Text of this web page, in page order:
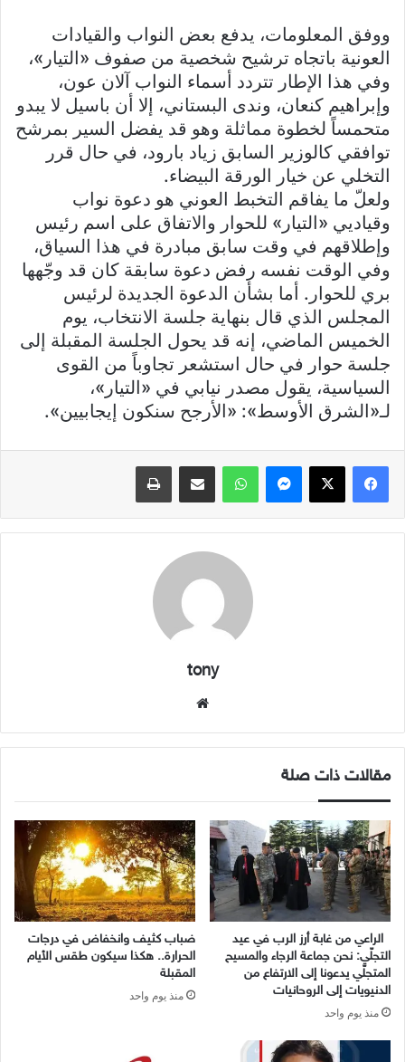
ووفق المعلومات، يدفع بعض النواب والقيادات
العونية باتجاه ترشيح شخصية من صفوف «التيار»،
وفي هذا الإطار تتردد أسماء النواب آلان عون،
وإبراهيم كنعان، وندى البستاني، إلا أن باسيل لا يبدو
متحمساً لخطوة مماثلة وهو قد يفضل السير بمرشح
توافقي كالوزير السابق زياد بارود، في حال قرر
التخلي عن خيار الورقة البيضاء.
ولعلّ ما يفاقم التخبط العوني هو دعوة نواب
وقياديي «التيار» للحوار والاتفاق على اسم رئيس
وإطلاقهم في وقت سابق مبادرة في هذا السياق،
وفي الوقت نفسه رفض دعوة سابقة كان قد وجّهها
بري للحوار. أما بشأن الدعوة الجديدة لرئيس
المجلس الذي قال بنهاية جلسة الانتخاب، يوم
الخميس الماضي، إنه قد يحول الجلسة المقبلة إلى
جلسة حوار في حال استشعر تجاوباً من القوى
السياسية، يقول مصدر نيابي في «التيار»،
لـ«الشرق الأوسط»: «الأرجح سنكون إيجابيين».
فيسبوك X ماسنجر واتساب مشاركة عبر البريد طباعة
tony
مقالات ذات صلة
الراعي من غابة أرز الرب في عيد
التجلّي: نحن جماعة الرجاء والمسيح
المتجلّي يدعونا إلى الارتفاع من
الدنيويات إلى الروحانيات
منذ يوم واحد
ضباب كثيف وانخفاض في درجات
الحرارة.. هكذا سيكون طقس الأيام
المقبلة
منذ يوم واحد